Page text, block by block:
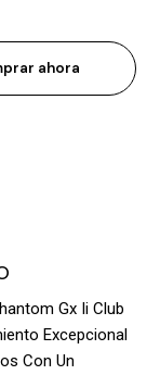
ahora
Gx Ii Club
Excepcional
Con Un